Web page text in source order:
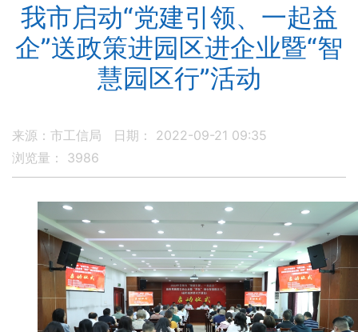
我市启动“党建引领、一起益
企”送政策进园区进企业暨“智
慧园区行”活动
来源：市工信局
日期： 2022-09-21 09:35
浏览量： 3986